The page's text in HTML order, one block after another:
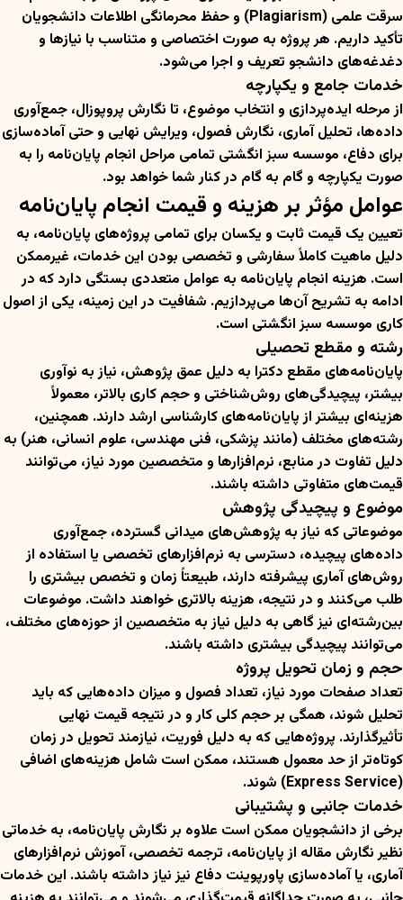
سرقت علمی (Plagiarism) و حفظ محرمانگی اطلاعات دانشجویان
تأکید داریم. هر پروژه به صورت اختصاصی و متناسب با نیازها و
دغدغه‌های دانشجو تعریف و اجرا می‌شود.
خدمات جامع و یکپارچه
از مرحله ایده‌پردازی و انتخاب موضوع، تا نگارش پروپوزال، جمع‌آوری
داده‌ها، تحلیل آماری، نگارش فصول، ویرایش نهایی و حتی آماده‌سازی
برای دفاع، موسسه سبز انگشتی تمامی مراحل انجام پایان‌نامه را به
صورت یکپارچه و گام به گام در کنار شما خواهد بود.
عوامل مؤثر بر هزینه و قیمت انجام پایان‌نامه
تعیین یک قیمت ثابت و یکسان برای تمامی پروژه‌های پایان‌نامه، به
دلیل ماهیت کاملاً سفارشی و تخصصی بودن این خدمات، غیرممکن
است. هزینه انجام پایان‌نامه به عوامل متعددی بستگی دارد که در
ادامه به تشریح آن‌ها می‌پردازیم. شفافیت در این زمینه، یکی از اصول
کاری موسسه سبز انگشتی است.
رشته و مقطع تحصیلی
پایان‌نامه‌های مقطع دکترا به دلیل عمق پژوهش، نیاز به نوآوری
بیشتر، پیچیدگی‌های روش‌شناختی و حجم کاری بالاتر، معمولاً
هزینه‌ای بیشتر از پایان‌نامه‌های کارشناسی ارشد دارند. همچنین،
رشته‌های مختلف (مانند پزشکی، فنی مهندسی، علوم انسانی، هنر) به
دلیل تفاوت در منابع، نرم‌افزارها و متخصصین مورد نیاز، می‌توانند
قیمت‌های متفاوتی داشته باشند.
موضوع و پیچیدگی پژوهش
موضوعاتی که نیاز به پژوهش‌های میدانی گسترده، جمع‌آوری
داده‌های پیچیده، دسترسی به نرم‌افزارهای تخصصی یا استفاده از
روش‌های آماری پیشرفته دارند، طبیعتاً زمان و تخصص بیشتری را
طلب می‌کنند و در نتیجه، هزینه بالاتری خواهند داشت. موضوعات
بین‌رشته‌ای نیز گاهی به دلیل نیاز به متخصصین از حوزه‌های مختلف،
می‌توانند پیچیدگی بیشتری داشته باشند.
حجم و زمان تحویل پروژه
تعداد صفحات مورد نیاز، تعداد فصول و میزان داده‌هایی که باید
تحلیل شوند، همگی بر حجم کلی کار و در نتیجه قیمت نهایی
تأثیرگذارند. پروژه‌هایی که به دلیل فوریت، نیازمند تحویل در زمان
کوتاه‌تر از حد معمول هستند، ممکن است شامل هزینه‌های اضافی
(Express Service) شوند.
خدمات جانبی و پشتیبانی
برخی از دانشجویان ممکن است علاوه بر نگارش پایان‌نامه، به خدماتی
نظیر نگارش مقاله از پایان‌نامه، ترجمه تخصصی، آموزش نرم‌افزارهای
آماری، یا آماده‌سازی پاورپوینت دفاع نیز نیاز داشته باشند. این خدمات